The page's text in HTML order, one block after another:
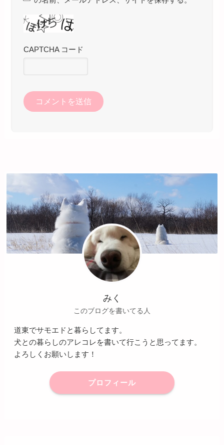
CAPTCHA コード
みく
このブログを書いてる人
道東でサモエドと暮らしてます。
犬との暮らしのアレコレを書いて行こうと思ってます。
よろしくお願いします！
プロフィール